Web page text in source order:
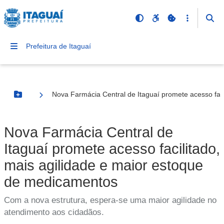
Prefeitura de Itaguaí
Botão Menu
Nova Farmácia Central de Itaguaí promete acesso
Nova Farmácia Central de
Itaguaí promete acesso facilitado,
mais agilidade e maior estoque
de medicamentos
Com a nova estrutura, espera-se uma maior agilidade no
atendimento aos cidadãos.